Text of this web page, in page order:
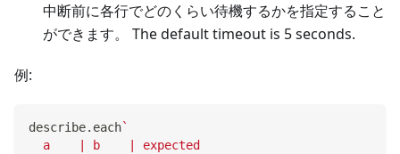
中断前に各行でどのくらい待機するかを指定すること
ができます。 The default timeout is 5 seconds.
例:
describe. each`
  a    | b    | expected